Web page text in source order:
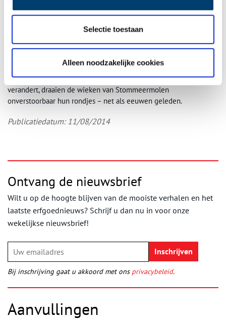
Selectie toestaan
Alleen noodzakelijke cookies
aan de Legmeerdijk, 1979. Beeld: Noord-Hollands Archief
Enkele jaren voordat de bliksem sloeg in de (vorige)
Het jongste veilingcomplex reikt inmiddels tot enkele honderden
meters van de oude windmolen. Terwijl Aalsmeer groeit en
verandert, draaien de wieken van Stommeermolen
onverstoorbaar hun rondjes – net als eeuwen geleden.
Publicatiedatum: 11/08/2014
Ontvang de nieuwsbrief
Wilt u op de hoogte blijven van de mooiste verhalen en het
laatste erfgoednieuws? Schrijf u dan nu in voor onze
wekelijkse nieuwsbrief!
Bij inschrijving gaat u akkoord met ons privacybeleid.
Aanvullingen